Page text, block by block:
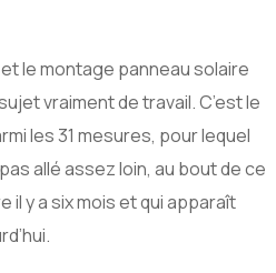
le montage panneau solaire
vraiment de travail. C’est le
les 31 mesures, pour lequel
allé assez loin, au bout de ce
il y a six mois et qui apparaît